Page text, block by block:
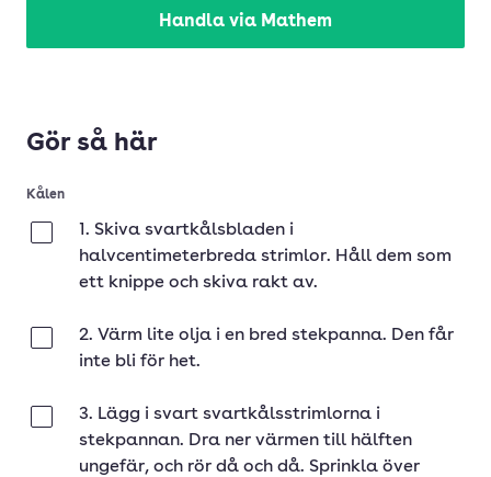
Handla via Mathem
Gör så här
Kålen
1. Skiva svartkålsbladen i
halvcentimeterbreda strimlor. Håll dem som
ett knippe och skiva rakt av.
2. Värm lite olja i en bred stekpanna. Den får
inte bli för het.
3. Lägg i svart svartkålsstrimlorna i
stekpannan. Dra ner värmen till hälften
ungefär, och rör då och då. Sprinkla över